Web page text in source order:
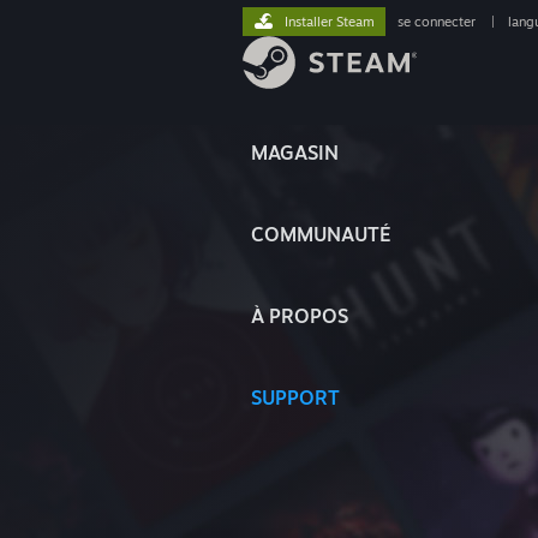
MAGASIN
COMMUNAUTÉ
À PROPOS
SUPPORT
Installer Steam se connecter